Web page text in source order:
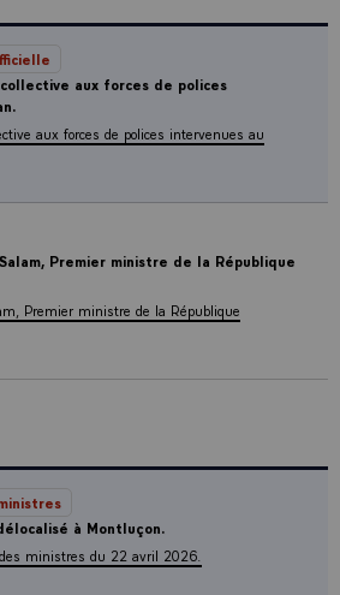
aux forces de polices
aux forces de polices intervenues au
Premier ministre de la République
Premier ministre de la République
à Montluçon.
ministres du 22 avril 2026.